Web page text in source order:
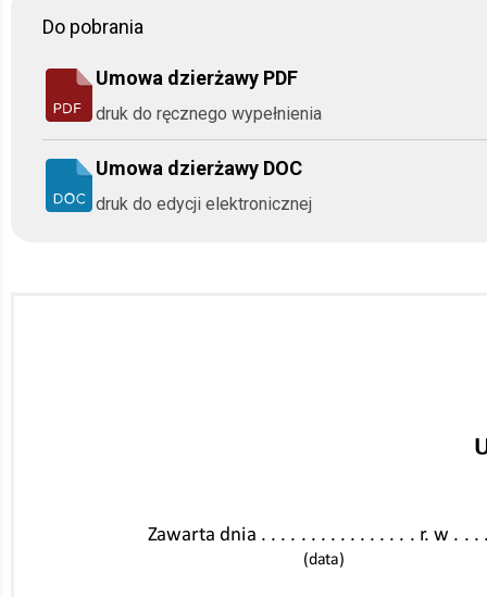
Do pobrania
Umowa dzierżawy PDF
druk do ręcznego wypełnienia
Umowa dzierżawy DOC
druk do edycji elektronicznej